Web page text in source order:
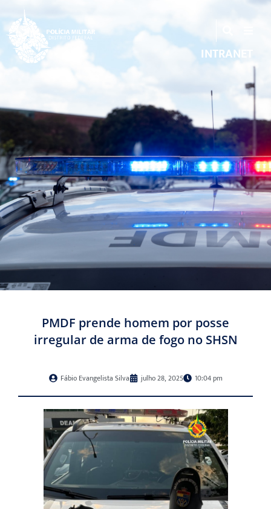
INTRANET
PMDF prende homem por posse
irregular de arma de fogo no SHSN
Fábio Evangelista Silva julho 28, 2025 10:04 pm